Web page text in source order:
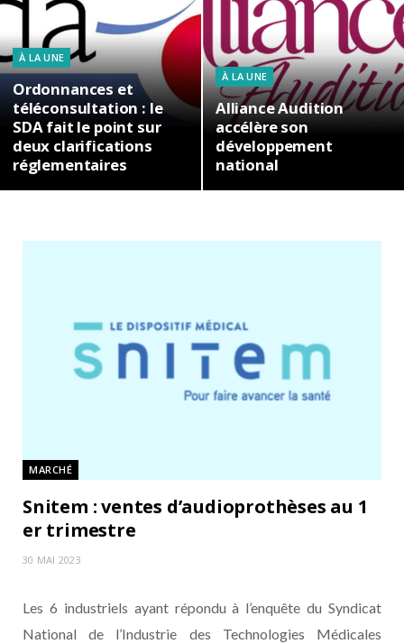
À LA UNE
Ordonnances et
téléconsultation : le
SDA fait le point sur
deux clarifications
réglementaires
À LA UNE
Alliance Audition
accélère son
développement
national
MARCHÉ
Snitem : ventes d’audioprothèses au 1
er trimestre
30 MAI 2023
Les 6 industriels ayant répondu à l’enquête du Syndicat
National de l’Industrie des Technologies Médicales